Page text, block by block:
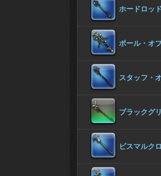
ホードロッド
ポール・オ
スタッフ・
ブラックグ
ビスマルク